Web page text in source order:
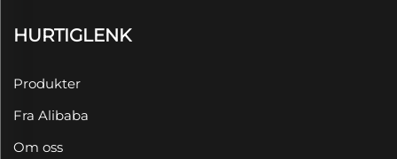
HURTIGLENK
Produkter
Fra Alibaba
Om oss